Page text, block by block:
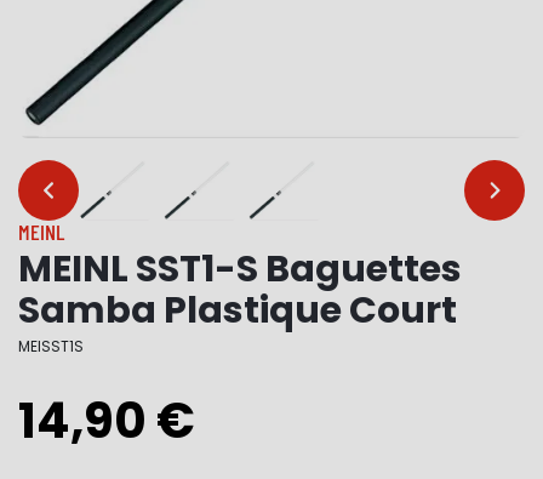
… …
MEINL
MEINL SST1-S Baguettes
Samba Plastique Court
MEISST1S
14,90 €